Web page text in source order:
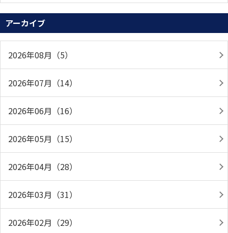
アーカイブ
2026年08月（5）
2026年07月（14）
2026年06月（16）
2026年05月（15）
2026年04月（28）
2026年03月（31）
2026年02月（29）